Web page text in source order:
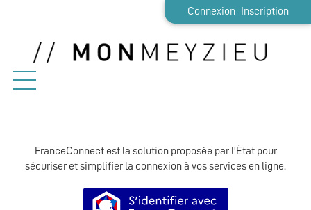
Connexion Inscription
Démarches
FranceConnect est la solution proposée par l’État pour
sécuriser et simplifier la connexion à vos services en ligne.
S’identifier avec FranceConnect